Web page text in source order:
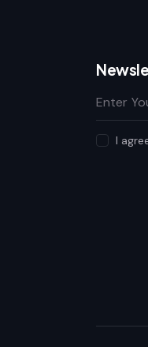
I